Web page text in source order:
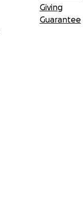
Giving
Guarantee